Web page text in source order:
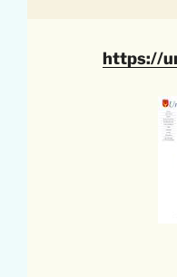
https://